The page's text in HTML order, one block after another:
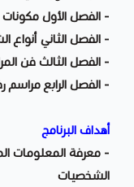
- الفصل الأول مكونات
- الفصل الثاني
- الفصل الثالث فن
- الفصل الرابع مراسم
أهداف البرنامج
- معرفة المعلومات
الشخصيات